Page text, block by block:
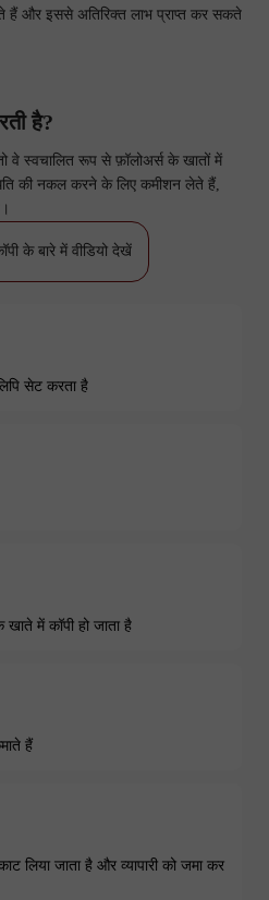
हैं और इससे अतिरिक्त लाभ प्राप्त कर सकते
है?
वे स्वचालित रूप से फ़ॉलोअर्स के खातों में
की नकल करने के लिए कमीशन लेते हैं,
के बारे में वीडियो देखें
सेट करता है
में कॉपी हो जाता है
हैं
लिया जाता है और व्यापारी को जमा कर